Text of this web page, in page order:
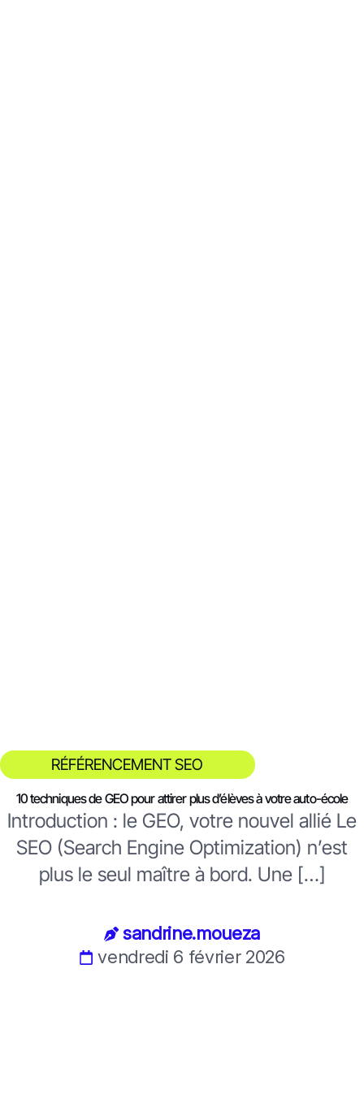
RÉFÉRENCEMENT SEO
10 techniques de GEO pour attirer plus d’élèves à votre auto-école
Introduction : le GEO, votre nouvel allié Le
SEO (Search Engine Optimization) n’est
plus le seul maître à bord. Une […]
sandrine.moueza
vendredi 6 février 2026